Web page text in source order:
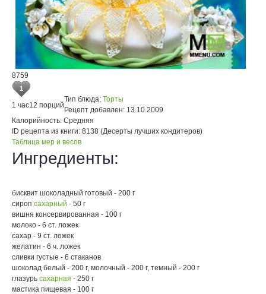
8759
1
1 час12 порций
Тип блюда: Торты
Рецепт добавлен: 13.10.2009
Калорийность: Средняя
ID рецепта из книги: 8138 (Десерты лучших кондитеров)
Таблица мер и весов
Ингредиенты:
бисквит шоколадный готовый - 200 г
сироп сахарный - 50 г
вишня консервированная - 100 г
молоко - 6 ст. ложек
сахар - 9 ст. ложек
желатин - 6 ч. ложек
сливки густые - 6 стаканов
шоколад белый - 200 г, молочный - 200 г, темный - 200 г
глазурь сахарная - 250 г
мастика пищевая - 100 г